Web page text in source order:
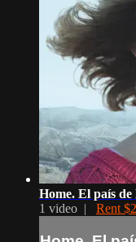
Home. El país
1 video | Rent